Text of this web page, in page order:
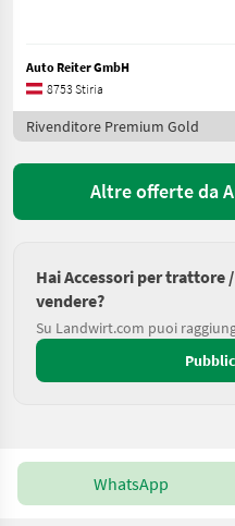
Auto Reiter GmbH
8753 Stiria
Rivenditore Premium Gold
Altre offerte da
Hai Accessori per trattore
vendere?
Su Landwirt.com puoi
WhatsApp